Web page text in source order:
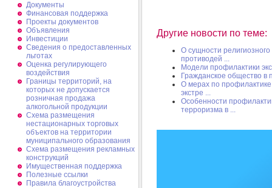
Документы
Финансовая поддержка
Проекты документов
Объявления
Инвестиции
Сведения о предоставленных
льготах
Оценка регулирующего
воздействия
Границы территорий, на
которых не допускается
розничная продажа
алкогольной продукции
Схема размещения
нестационарных торговых
объектов на территории
муниципального образования
Схема размещения рекламных
конструкций
Имущественная поддержка
Полезные ссылки
Правила благоустройства
Другие новости по теме:
О сущности
противодей ...
Модели профилактики
Гражданское общество в
О мерах по
экстре ...
Особенности
терроризма в ...